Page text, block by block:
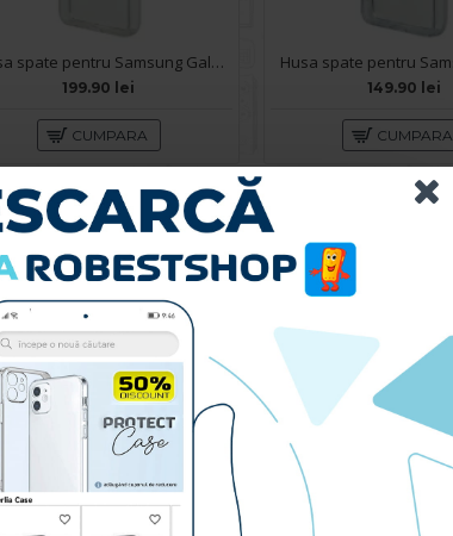
Husa spate pentru Samsung Galaxy S26 Berlia Magsafe Series - Transparent
199.90 lei
CUMPARA
149.90 lei
CUMPARA
79.90 lei 269.90 lei